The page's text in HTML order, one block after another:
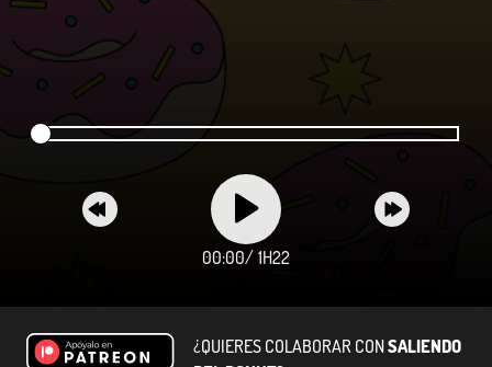
00:00/ 1H22
¿QUIERES COLABORAR CONSALIENDO